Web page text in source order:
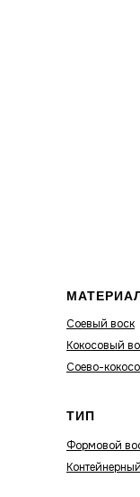
Соевый воск
Кокосовый
Соево-
ТИП
Формовой